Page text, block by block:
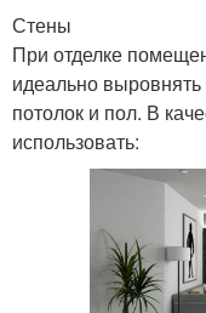
Стены
При отделке
идеально выровнять
потолок и пол. В
использовать: